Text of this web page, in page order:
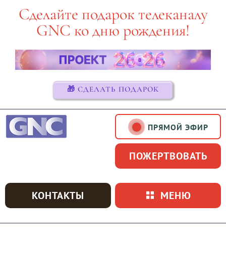
Сделайте подарок телеканалу
GNC ко дню рождения!
🎁 СДЕЛАТЬ ПОДАРОК
ПРЯМОЙ ЭФИР
ПОЖЕРТВОВАТЬ
КОНТАКТЫ МЕНЮ